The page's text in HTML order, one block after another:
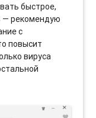
быстрое,
— рекомендую
с
повысит
вируса